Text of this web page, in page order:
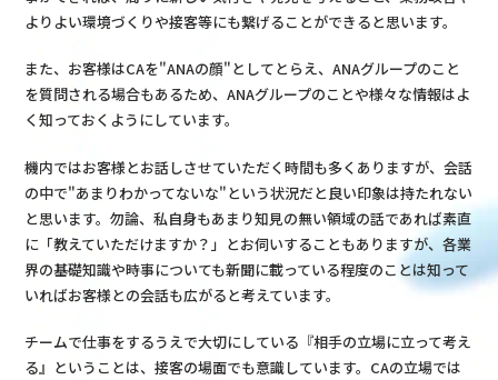
よりよい環境づくりや接客等にも繋げることができると思います。
また、お客様はCAを"ANAの顔"としてとらえ、ANAグループのこと
を質問される場合もあるため、ANAグループのことや様々な情報はよ
く知っておくようにしています。
機内ではお客様とお話しさせていただく時間も多くありますが、会話
の中で"あまりわかってないな"という状況だと良い印象は持たれない
と思います。勿論、私自身もあまり知見の無い領域の話であれば素直
に「教えていただけますか？」とお伺いすることもありますが、各業
界の基礎知識や時事についても新聞に載っている程度のことは知って
いればお客様との会話も広がると考えています。
チームで仕事をするうえで大切にしている『相手の立場に立って考え
る』ということは、接客の場面でも意識しています。CAの立場では